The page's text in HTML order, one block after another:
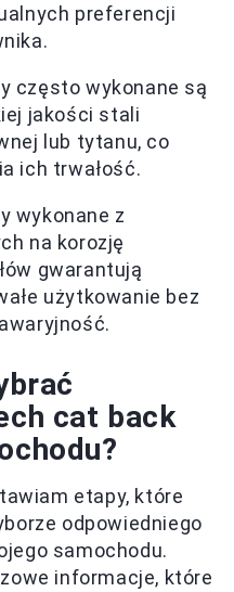
preferencji
często wykonane są
jakości stali
lub tytanu, co
ich trwałość.
wykonane z
na korozję
gwarantują
użytkowanie bez
cat back
etapy, które
odpowiedniego
samochodu.
informacje, które